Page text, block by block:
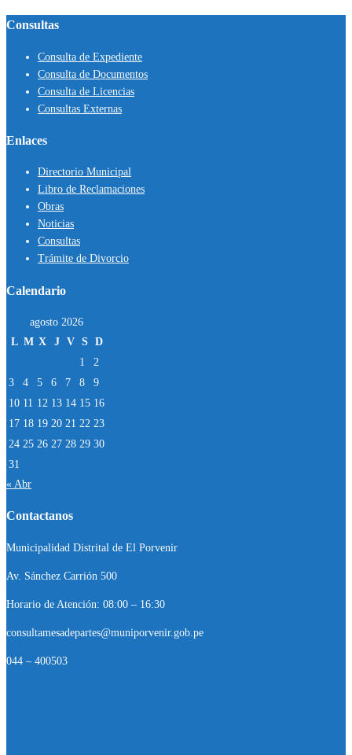
Consultas
Consulta de Expediente
Consulta de Documentos
Consulta de Licencias
Consultas Externas
Enlaces
Directorio Municipal
Libro de Reclamaciones
Obras
Noticias
Consultas
Trámite de Divorcio
Calendario
agosto 2026
L M X J V S D
1
2
3
4 5 6 7 8
9
10 11 12 13 14 15 16
17 18 19 20 21 22 23
24 25 26 27 28 29 30
31
« Abr
Contactanos
Municipalidad Distrital de El Porvenir
Av. Sánchez Carrión 500
Horario de Atención: 08:00 – 16:30
consultamesadepartes@muniporvenir.gob.pe
044 – 400503